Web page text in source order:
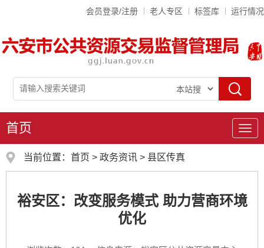
会员登录/注册 老人专区 标签库 运行情况
导
首页
当前位置： 首页 > 政务资讯 > 县区传真
裕安区：改变服务模式 助力营商环境
优化